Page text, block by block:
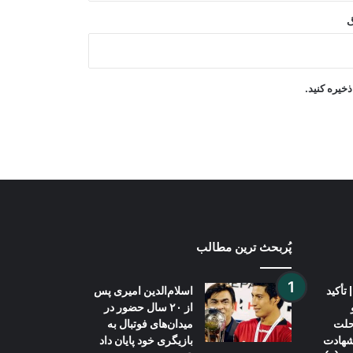
می‌شود
کنید.
شهادت
پُربحث ترین مطالب
اسلام‌الدین امیری پس
از ۲۰ سال حضور در
میدان‌های فوتبال به
بازیگری خود پایان داد